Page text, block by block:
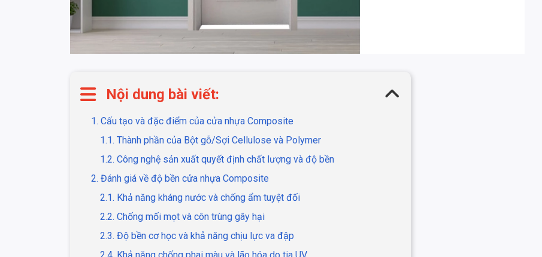
Nội dung bài viết:
1. Cấu tạo và đặc điểm của cửa nhựa Composite
1.1. Thành phần của Bột gỗ/Sợi Cellulose và Polymer
1.2. Công nghệ sản xuất quyết định chất lượng và độ bền
2. Đánh giá về độ bền cửa nhựa Composite
2.1. Khả năng kháng nước và chống ẩm tuyệt đối
2.2. Chống mối mọt và côn trùng gây hại
2.3. Độ bền cơ học và khả năng chịu lực va đập